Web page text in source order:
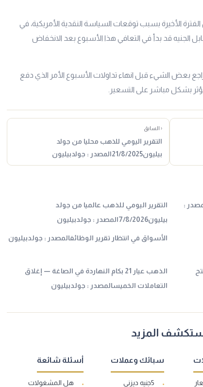
الأخيرة بسبب توقعات السياسة النقدية الأمريكية، في
قد بدأ في التعافي هذا الأسبوع بعد الانخفاض
بعض الشيء قبل انهاء تداولات الأسبوع الأمر الذي دفع
بشكل مباشر على التسعير.
‹ السابق
التقرير اليومي للذهب محليا من جولد
بيليون21/8/2025المصدر : جولدبيليون
:
التقرير اليومي للذهب عالميا من جولد
بيليون7/8/2026المصدر : جولدبيليون
الأسواق في انتظار تقرير الوظائفالمصدر : جولدبيليون
الذهب عيار 21 بكام النهاردة في الصاغة — إغلاق
التعاملات الخميسالمصدر : جولدبيليون
المزيد
سبائك وعملات
5جنيه ديزني
أسئلة شائعة
هل المشغولات